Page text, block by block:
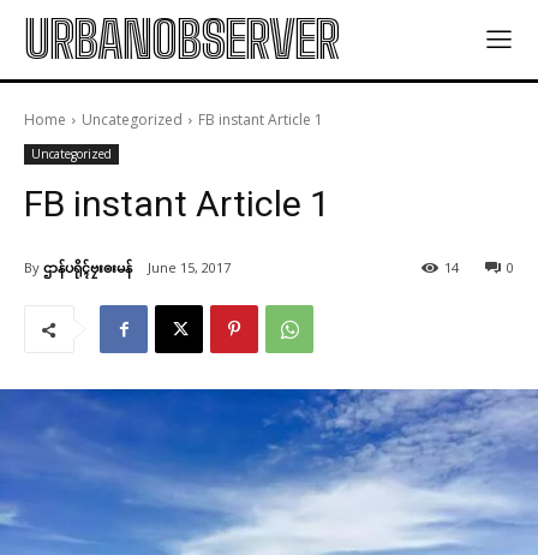
URBANOBSERVER
Home Uncategorized FB instant Article 1
Uncategorized
FB instant Article 1
By ဌာန်ပရိုၚ်ဗၠးၜးမန် June 15, 2017 0
14